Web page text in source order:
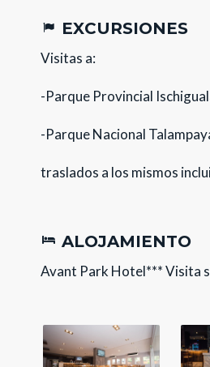
EXCURSIONES
Visitas a:
-Parque Provincial
-Parque Nacional
traslados a los mismos
ALOJAMIENTO
Avant Park Hotel***Visita